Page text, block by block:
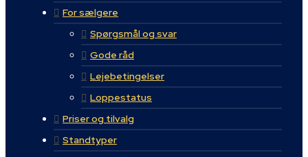
For sælgere
Spørgsmål og svar
Gode råd
Lejebetingelser
Loppestatus
Priser og tilvalg
Standtyper